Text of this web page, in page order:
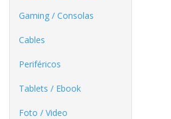
Gaming / Consolas
Cables
Periféricos
Tablets / Ebook
Foto / Video